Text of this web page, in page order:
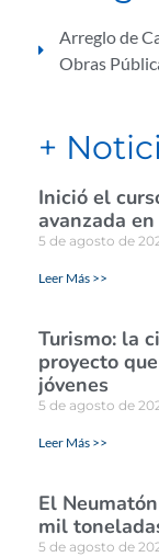
Arreglo de
Obras
+
Inició el
avanzada
5 de agosto de
Leer Más >>
Turismo: la
proyecto
jóvenes
5 de agosto de
Leer Más >>
El
mil
5 de agosto de